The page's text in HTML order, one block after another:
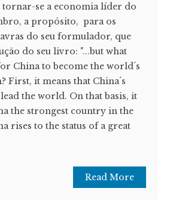
tornar-se a economia líder do
a propósito, para os
do seu formulador, que
do seu livro: "...but what
China to become the world´s
First, it means that China´s
the world. On that basis, it
the strongest country in the
rises to the status of a great
Read More